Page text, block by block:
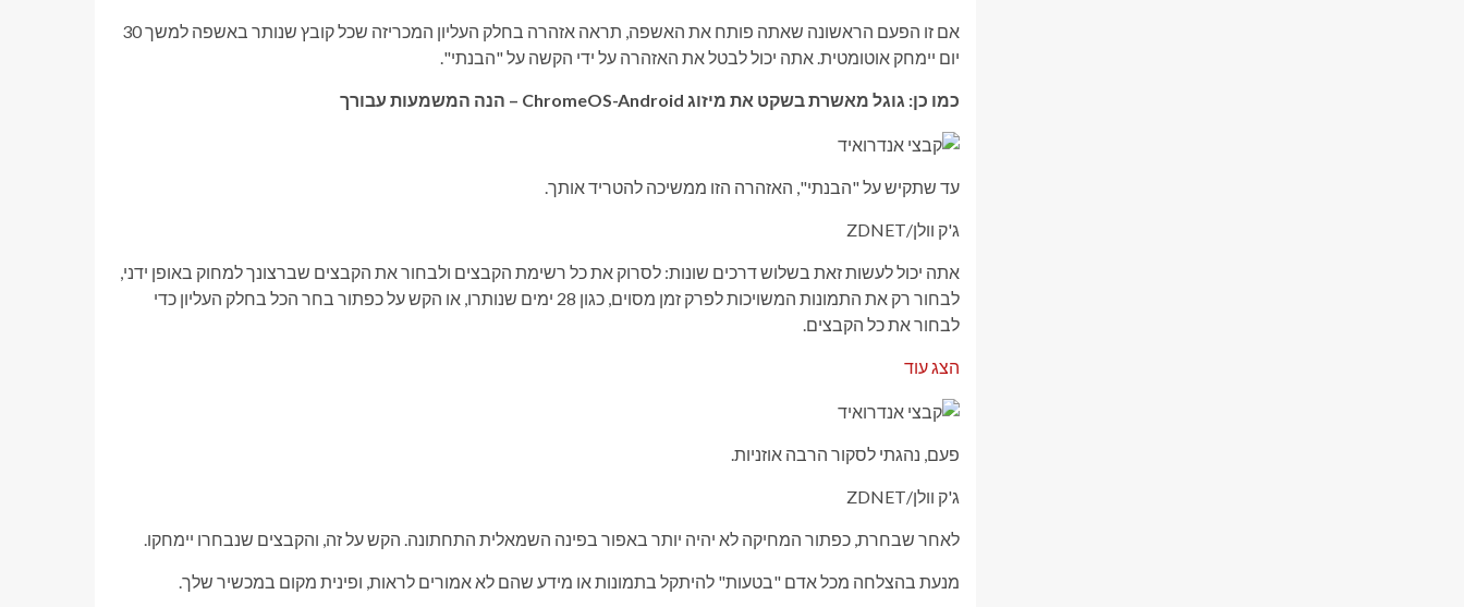
אם זו הפעם הראשונה שאתה פותח את האשפה, תראה אזהרה בחלק העליון המכריזה שכל קובץ שנותר באשפה למשך 30
יום יימחק אוטומטית. אתה יכול לבטל את האזהרה על ידי הקשה על "הבנתי".
כמו כן: גוגל מאשרת בשקט את מיזוג ChromeOS-Android – הנה המשמעות עבורך
עד שתקיש על "הבנתי", האזהרה הזו ממשיכה להטריד אותך.
ג'ק וולן/ZDNET
אתה יכול לעשות זאת בשלוש דרכים שונות: לסרוק את כל רשימת הקבצים ולבחור את הקבצים שברצונך למחוק באופן ידני,
לבחור רק את התמונות המשויכות לפרק זמן מסוים, כגון 28 ימים שנותרו, או הקש על כפתור בחר הכל בחלק העליון כדי
לבחור את כל הקבצים.
הצג עוד
פעם, נהגתי לסקור הרבה אוזניות.
ג'ק וולן/ZDNET
לאחר שבחרת, כפתור המחיקה לא יהיה יותר באפור בפינה השמאלית התחתונה. הקש על זה, והקבצים שנבחרו יימחקו.
מנעת בהצלחה מכל אדם "בטעות" להיתקל בתמונות או מידע שהם לא אמורים לראות, ופינית מקום במכשיר שלך.